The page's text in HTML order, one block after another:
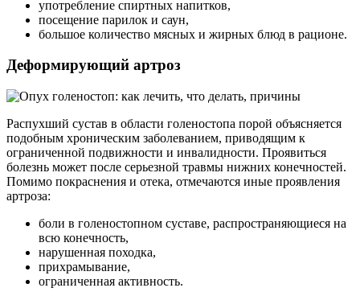
употребление спиртных напитков,
посещение парилок и саун,
большое количество мясных и жирных блюд в рационе.
Деформирующий артроз
Распухший сустав в области голеностопа порой объясняется
подобным хроническим заболеванием, приводящим к
ограниченной подвижности и инвалидности. Проявиться
болезнь может после серьезной травмы нижних конечностей.
Помимо покраснения и отека, отмечаются иные проявления
артроза:
боли в голеностопном суставе, распространяющиеся на
всю конечность,
нарушенная походка,
прихрамывание,
ограниченная активность.